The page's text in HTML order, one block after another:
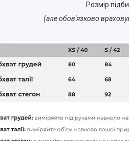
Розмір
(але обов'язково